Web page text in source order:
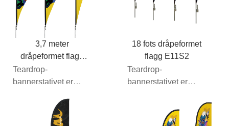
3,7 meter
dråpeformet flagg
E11S2
Teardrop-
bannerstativet er
som den ensidige
18 fots dråpeformet
flagg E11S2
Teardrop-
bannerstativet er